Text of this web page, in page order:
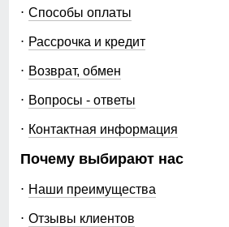
Способы оплаты
Рассрочка и кредит
Возврат, обмен
Вопросы - ответы
Контактная информация
Почему выбирают нас
Наши преимущества
Отзывы клиентов